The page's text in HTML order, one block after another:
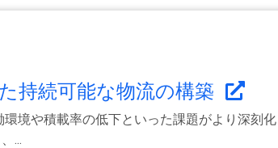
持続可能な物流の構築
境や積載率の低下といった課題がより深刻
...